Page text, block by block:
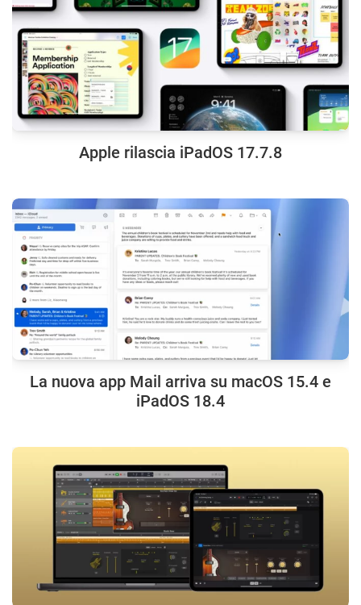
Apple rilascia iPadOS 17.7.8
La nuova app Mail arriva su macOS 15.4 e
iPadOS 18.4